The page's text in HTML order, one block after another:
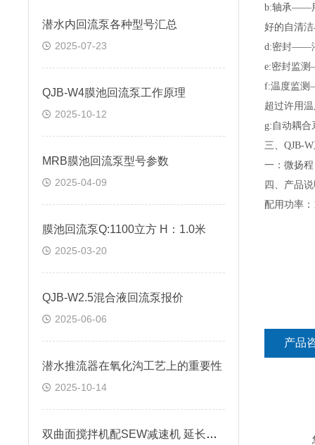
潜水内回流泵各种型号汇总
2025-07-23
QJB-W4膜池回流泵工作原理
2025-10-12
MRB膜池回流泵型号参数
2025-04-09
膜池回流泵Q:1100立方 H：1.0米
2025-03-20
QJB-W2.5混合液回流泵报价
2025-06-06
潜水推流器在氧化沟工艺上的重要性
2025-10-14
双曲面搅拌机配SEW减速机 延长使用寿命
b:轴承——
好的自清
d:密封——
e:密封监
f:温度监测
超过许用
g:自动耦
三、QJB-
一：微扬
四、产品
配用功率
产品